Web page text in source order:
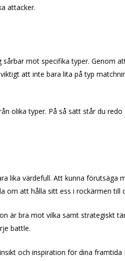
attacker.
mot specifika typer. Genom
att inte bara lita på typ
olika typer. På så sätt står du
lika värdefull. Att kunna förutsäga
om att hålla sitt ess i rockärmen till
är bra mot vilka samt strategiskt
battle.
och inspiration för dina framtida